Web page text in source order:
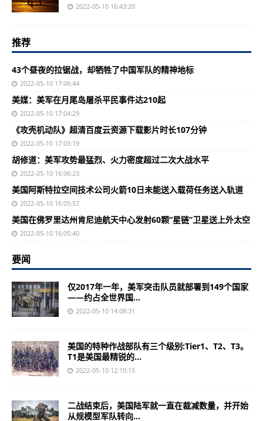
2022-05-10 16:43:20
推荐
43个昼夜的拉锯战，却牺牲了中国军队的精神地标
2022-05-10 17:06:44
美媒：美军在月尾岛屠杀平民事件达210起
2022-05-10 17:04:29
《攻壳机动队》超清百度云资源下载影片时长107分钟
2022-05-10 17:03:19
胡修道：美军攻势最猛烈、火力密度超过二次大战水平
2022-05-10 16:06:23
美国阿斯特拉空间技术公司火箭10日未能送入载荷任务送入轨道
2022-05-10 16:05:57
美国在佛罗里达州肯尼迪航天中心发射60颗“星链”卫星送上外太空
2022-05-10 16:05:40
要闻
仅2017年一年，美军突击队员就部署到149个国家
——约占全世界国...
2022-05-10 14:08:31
美国的特种作战部队有三个级别:Tier1、T2、T3。
T1是美国最精锐的...
2022-05-10 12:10:15
二战结束后，美国陆军就一直在裁减数量，并开始
从规模型军队转向...